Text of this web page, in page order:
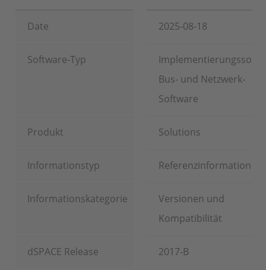
Date 2025-08-18
Software-Typ
Bus- und Netzwerk-
Software
Produkt Solutions
Informationstyp Referenzinformationen
Informationskategorie
Versionen und
Kompatibilität
dSPACE Release 2017-B